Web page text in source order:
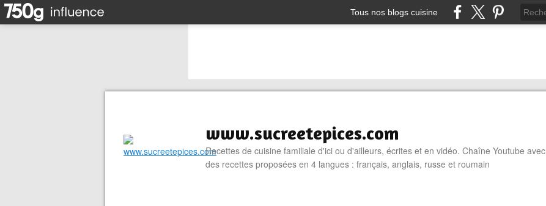
Tous nos blogs cuisine
www.sucreetepices.com
Recettes de cuisine familiale d'ici ou d'ailleurs, écrites et en vidéo. Chaîne Youtube avec
des recettes proposées en 4 langues : français, anglais, russe et roumain